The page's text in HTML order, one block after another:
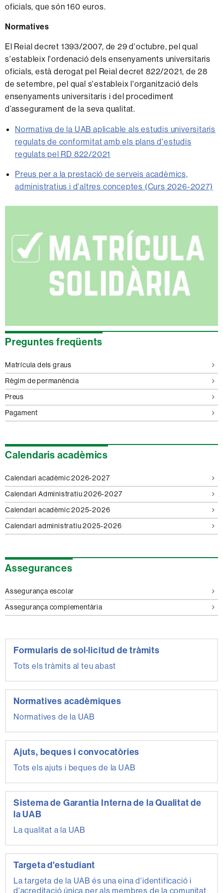
oficials, que són 160 euros.
Normatives
El Reial decret 1393/2007, de 29 d'octubre, pel qual
s'estableix l'ordenació dels ensenyaments universitaris
oficials, està derogat pel Reial decret 822/2021, de 28
de setembre, pel qual s'estableix l'organització dels
ensenyaments universitaris i del procediment
d’assegurament de la seva qualitat.
Normativa de la UAB aplicable als estudis universitaris
regulats de conformitat amb els plans d'estudis
regulats pel RD 822/2021
Preus per a la prestació de serveis acadèmics,
administratius i d'altres conceptes (Curs 2026-2027)
Informació
Preguntes freqüents
Matrícula dels graus
Règim de permanència
Preus
Pagament
Calendaris acadèmics
Calendari acadèmic 2026-2027
Calendari Administratiu 2026-2027
Calendari acadèmic 2025-2026
Calendari administratiu 2025-2026
Assegurances
Assegurança escolar
Assegurança complementària
Formularis de sol·licitud de tràmits
Tots els tràmits al teu abast
Normatives acadèmiques
Normatives de la UAB
Ajuts, beques i convocatòries
Tots els ajuts i beques de la UAB
Sistema de Garantia Interna de la Qualitat de
la UAB
La qualitat a la UAB
Targeta d'estudiant
La targeta de la UAB és una eina d'identificació i
d'acreditació única per als membres de la comunitat